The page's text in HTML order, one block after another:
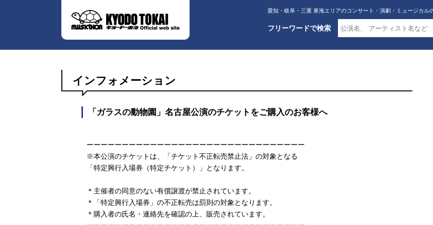
愛知・岐阜・三重 東海エリアのコンサート・演劇・ミュージカル
フリーワードで検索
インフォメーション
「ガラスの動物園」名古屋公演のチケットをご購入のお客様へ
ーーーーーーーーーーーーーーーーーーーーーーーーーーーーーーー
※本公演のチケットは、「チケット不正転売禁止法」の対象となる
「特定興行入場券（特定チケット）」となります。
＊主催者の同意のない有償譲渡が禁止されています。
＊「特定興行入場券」の不正転売は罰則の対象となります。
＊購入者の氏名・連絡先を確認の上、販売されています。